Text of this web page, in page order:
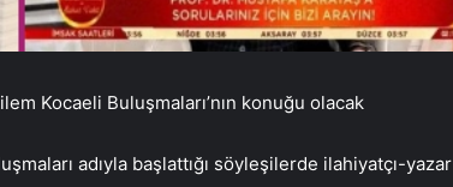
Kocaeli Buluşmaları’nın konuğu olacak
adıyla başlattığı söyleşilerde ilahiyatçı-yazar